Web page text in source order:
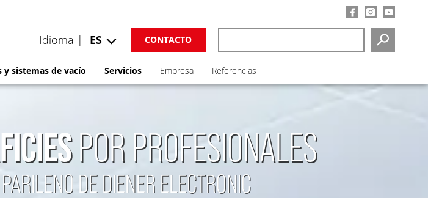
SEARCH
CONTACTO
Idioma | ES
y sistemas de vacío Servicios Empresa Referencias
POR PROFESIONALES
DE DIENER ELECTRONIC